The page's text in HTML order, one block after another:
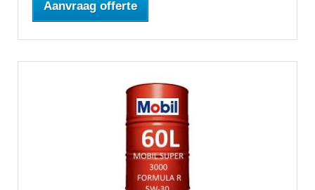
Aanvraag offerte